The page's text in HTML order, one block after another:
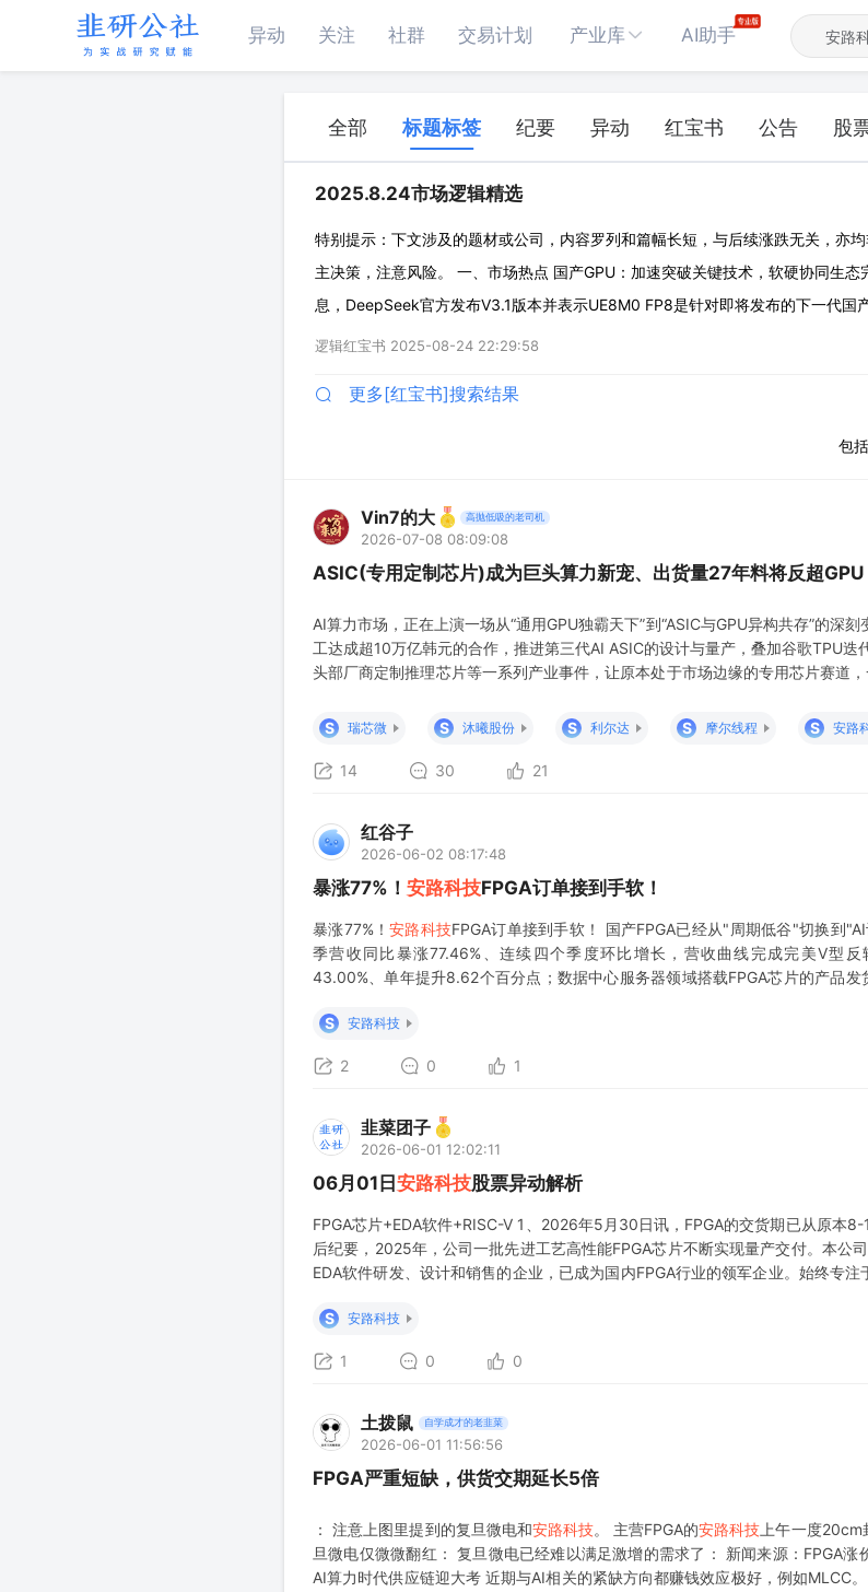
异动 关注 社群 交易计划 产业库 AI助手
全部 标题标签 纪要 异动 红宝书 公告 股
2025.8.24市场逻辑精选
特别提示：下文涉及的题材或公司，内容罗列和篇幅长短，与后续涨跌无关，亦
主决策，注意风险。 一、市场热点 国产GPU：加速突破关键技术，软硬协同生
息，DeepSeek官方发布V3.1版本并表示UE8M0 FP8是针对即将发布的下一代国
表示将加快突破GPU芯片等关键核心技术。 ◇生态协同：DeepSeekV3.1版本模
逻辑红宝书 2025-08-24 22:29:58
更多[红宝书]搜索结果
包
Vin7的大 高抛低吸的老司机
2026-07-08 08:09:08
ASIC(专用定制芯片)成为巨头算力新宠、出货量27年料将反超GPU
AI算力市场，正在上演一场从“通用GPU独霸天下”到“ASIC与GPU异构共存”的深
工达成超10万亿韩元的合作，推进第三代AI ASIC的设计与量产，叠加谷歌TPU迭
头部厂商定制推理芯片等一系列产业事件，让原本处于市场边缘的专用芯片赛道
略转向、供需格局重构、国产替代政策加持之上的中长期投资机遇。 一、产业底层
S 瑞芯微 S 沐曦股份 S 利尔达 S 摩尔线程 S 安路
14 30 21
红谷子
2026-06-02 08:17:48
暴涨77%！ 安路科技FPGA订单接到手软！
暴涨77%！ 安路科技FPGA订单接到手软！ 国产FPGA已经从"周期低谷"切换到
季营收同比暴涨77.46%、连续四个季度环比增长，营收曲线完成完美V型
43.00%、单年提升8.62个百分点；数据中心服务器领域搭载FPGA芯片的产品发
S
安路科技
2 0 1
韭菜团子
2026-06-01 12:02:11
06月01日 安路科技股票异动解析
FPGA芯片+EDA软件+RISC-V 1、2026年5月30日讯，FPGA的交货期已从原本
后纪要，2025年，公司一批先进工艺高性能FPGA芯片不断实现量产交付。本公
EDA软件研发、设计和销售的企业，已成为国内FPGA行业的领军企业。始终专注
S
安路科技
1 0 0
土拨鼠 自学成才的老韭菜
2026-06-01 11:56:56
FPGA严重短缺，供货交期延长5倍
： 注意上图里提到的复旦微电和安路科技。 主营FPGA的安路科技 上午一度
旦微电仅微微翻红： 复旦微电已经难以满足激增的需求了： 新闻来源：FPGA涨
AI算力时代供应链迎大考 近期与AI相关的紧缺方向都赚钱效应极好，例如MLCC